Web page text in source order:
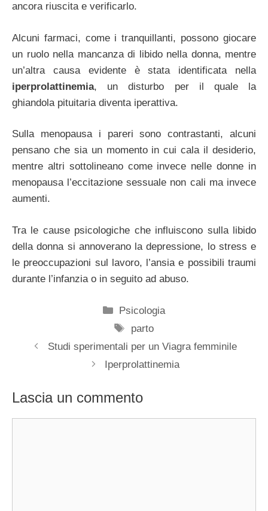
ancora riuscita e verificarlo.
Alcuni farmaci, come i tranquillanti, possono giocare
un ruolo nella mancanza di libido nella donna, mentre
un’altra causa evidente è stata identificata nella
iperprolattinemia, un disturbo per il quale la
ghiandola pituitaria diventa iperattiva.
Sulla menopausa i pareri sono contrastanti, alcuni
pensano che sia un momento in cui cala il desiderio,
mentre altri sottolineano come invece nelle donne in
menopausa l’eccitazione sessuale non cali ma invece
aumenti.
Tra le cause psicologiche che influiscono sulla libido
della donna si annoverano la depressione, lo stress e
le preoccupazioni sul lavoro, l’ansia e possibili traumi
durante l’infanzia o in seguito ad abuso.
Categorie
Psicologia
Tag
parto
Studi sperimentali per un Viagra femminile
Iperprolattinemia
Lascia un commento